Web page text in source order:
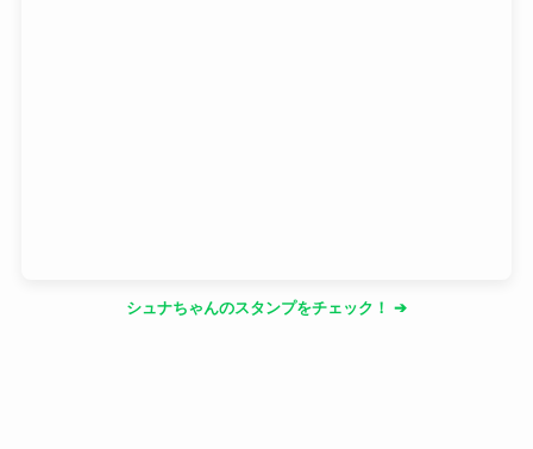
シュナちゃんのスタンプをチェック！ ➔